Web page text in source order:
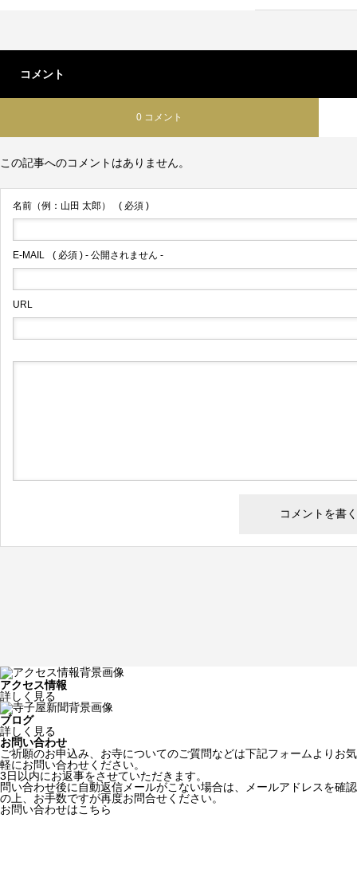
コメント
0 コメント
この記事へのコメントはありません。
名前（例：山田 太郎） ( 必須 )
E-MAIL ( 必須 ) - 公開されません -
URL
アクセス情報
詳しく見る
ブログ
詳しく見る
お問い合わせ
ご祈願のお申込み、お寺についてのご質問などは下記フォームよりお気
軽にお問い合わせください。
3日以内にお返事をさせていただきます。
問い合わせ後に自動返信メールがこない場合は、メールアドレスを確認
の上、お手数ですが再度お問合せください。
お問い合わせはこちら